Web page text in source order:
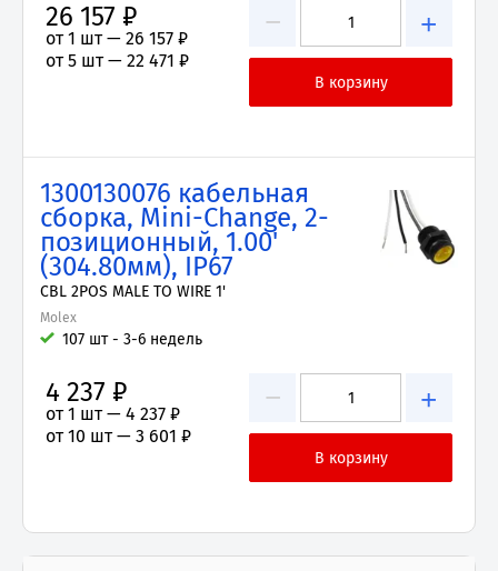
− +
26 157 ₽
от 1 шт — 26 157 ₽
от 5 шт — 22 471 ₽
1300130076 кабельная
сборка, Mini-Change, 2-
позиционный, 1.00'
(304.80мм), IP67
CBL 2POS MALE TO WIRE 1'
Molex
107 шт - 3-6 недель
− +
4 237 ₽
от 1 шт — 4 237 ₽
от 10 шт — 3 601 ₽